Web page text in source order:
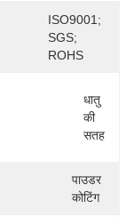
ISO9001;
SGS;
ROHS
धातु
की
सतह
पाउडर
कोटिंग